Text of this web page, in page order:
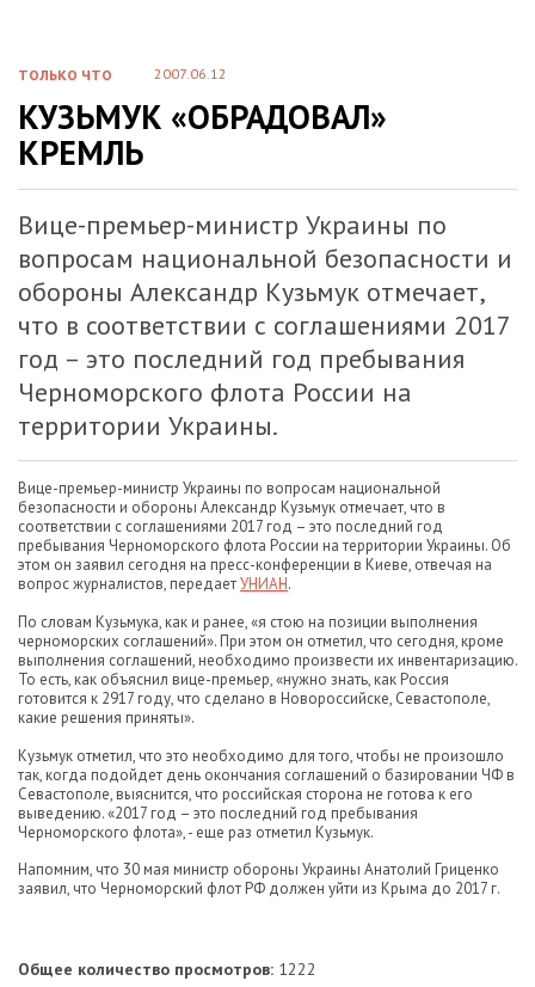
ТОЛЬКО ЧТО 2007.06.12
КУЗЬМУК «ОБРАДОВАЛ»
КРЕМЛЬ
Вице-премьер-министр Украины по
вопросам национальной безопасности и
обороны Александр Кузьмук отмечает,
что в соответствии с соглашениями 2017
год – это последний год пребывания
Черноморского флота России на
территории Украины.
Вице-премьер-министр Украины по вопросам национальной
безопасности и обороны Александр Кузьмук отмечает, что в
соответствии с соглашениями 2017 год – это последний год
пребывания Черноморского флота России на территории Украины. Об
этом он заявил сегодня на пресс-конференции в Киеве, отвечая на
вопрос журналистов, передаетУНИАН.
По словам Кузьмука, как и ранее, «я стою на позиции выполнения
черноморских соглашений». При этом он отметил, что сегодня, кроме
выполнения соглашений, необходимо произвести их инвентаризацию.
То есть, как объяснил вице-премьер, «нужно знать, как Россия
готовится к 2917 году, что сделано в Новороссийске, Севастополе,
какие решения приняты».
Кузьмук отметил, что это необходимо для того, чтобы не произошло
так, когда подойдет день окончания соглашений о базировании ЧФ в
Севастополе, выяснится, что российская сторона не готова к его
выведению. «2017 год – это последний год пребывания
Черноморского флота», - еще раз отметил Кузьмук.
Напомним, что 30 мая министр обороны Украины Анатолий Гриценко
заявил, что Черноморский флот РФ должен уйти из Крыма до 2017 г.
Общее количество просмотров: 1222